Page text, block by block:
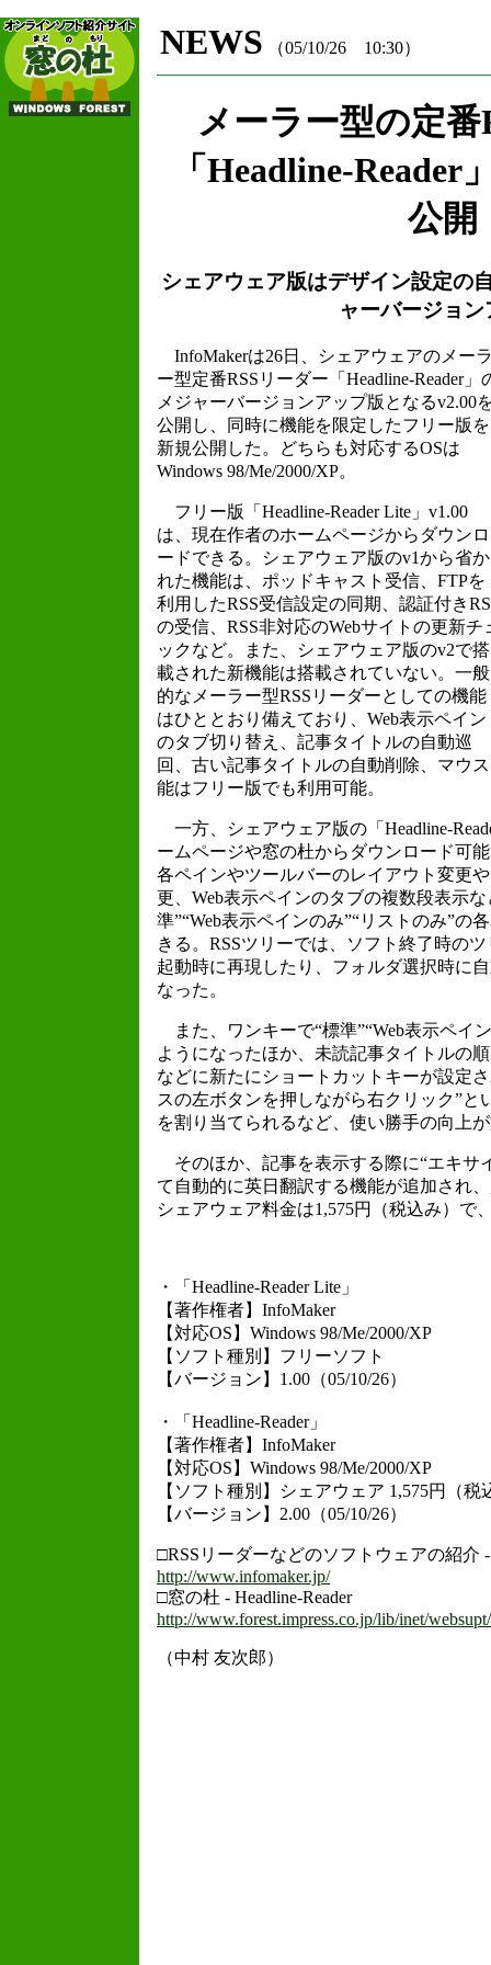
NEWS （05/10/26 10:30）
メーラー型の定番
「Headline-Reader
公開
シェアウェア版はデザイン設定の
ャーバージョン
InfoMakerは26日、シェアウェアのメー
ー型定番RSSリーダー「Headline-Reader」
メジャーバージョンアップ版となるv2.00
公開し、同時に機能を限定したフリー版を
新規公開した。どちらも対応するOSは
Windows 98/Me/2000/XP。
フリー版「Headline-Reader Lite」v1.00
は、現在作者のホームページからダウンロ
ードできる。シェアウェア版のv1から省か
れた機能は、ポッドキャスト受信、FTPを
利用したRSS受信設定の同期、認証付き
の受信、RSS非対応のWebサイトの更新チ
ックなど。また、シェアウェア版のv2で搭
載された新機能は搭載されていない。一般
的なメーラー型RSSリーダーとしての機能
はひととおり備えており、Web表示ペイン
のタブ切り替え、記事タイトルの自動巡
回、古い記事タイトルの自動削除、マウ
能はフリー版でも利用可能。
一方、シェアウェア版の「Headline-
ームページや窓の杜からダウンロード可
各ペインやツールバーのレイアウト変更
更、Web表示ペインのタブの複数段表示
準”“Web表示ペインのみ”“リストのみ”の
きる。RSSツリーでは、ソフト終了時の
起動時に再現したり、フォルダ選択時に
なった。
また、ワンキーで“標準”“Web表示ペイ
ようになったほか、未読記事タイトルの
などに新たにショートカットキーが設定
スの左ボタンを押しながら右クリック”と
を割り当てられるなど、使い勝手の向上
そのほか、記事を表示する際に“エキサ
て自動的に英日翻訳する機能が追加され
シェアウェア料金は1,575円（税込み）で
・「Headline-Reader Lite」
【著作権者】InfoMaker
【対応OS】Windows 98/Me/2000/XP
【ソフト種別】フリーソフト
【バージョン】1.00（05/10/26）
・「Headline-Reader」
【著作権者】InfoMaker
【対応OS】Windows 98/Me/2000/XP
【ソフト種別】シェアウェア 1,575円（税
【バージョン】2.00（05/10/26）
□RSSリーダーなどのソフトウェアの紹介
http://www.infomaker.jp/
□窓の杜 - Headline-Reader
http://www.forest.impress.co.jp/lib/inet/
（中村 友次郎）